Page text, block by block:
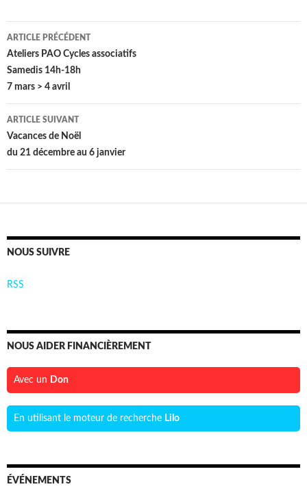
Navigation
des
articles
ARTICLE PRÉCÉDENT
Ateliers PAO Cycles associatifs
Samedis 14h-18h
7 mars > 4 avril
ARTICLE SUIVANT
Vacances de Noël
du 21 décembre au 6 janvier
NOUS SUIVRE
RSS
NOUS AIDER FINANCIÈREMENT
Avec un Don
En utilisant le moteur de recherche Lilo
ÉVÉNEMENTS